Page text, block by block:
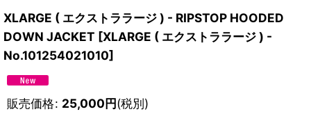
XLARGE ( エクストララージ ) - RIPSTOP HOODED
DOWN JACKET [XLARGE ( エクストララージ ) -
No.101254021010]
販売価格: 25,000円(税別)